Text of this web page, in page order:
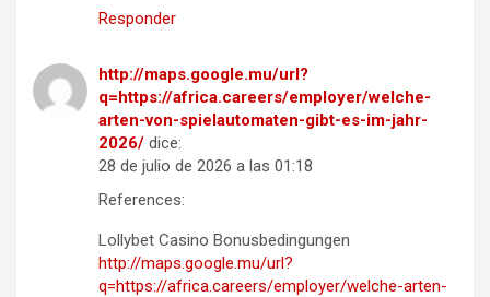
Responder
http://maps.google.mu/url?
q=https://africa.careers/employer/welche-
arten-von-spielautomaten-gibt-es-im-jahr-
2026/ dice:
28 de julio de 2026 a las 01:18
References:
Lollybet Casino Bonusbedingungen
http://maps.google.mu/url?
q=https://africa.careers/employer/welche-arten-